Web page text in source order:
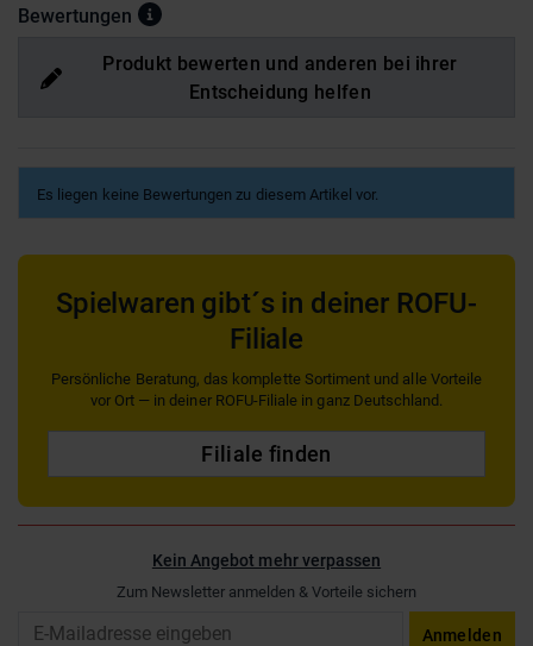
Bewertungen
Produkt bewerten und anderen bei ihrer
Entscheidung helfen
Es liegen keine Bewertungen zu diesem Artikel vor.
Spielwaren gibt´s in deiner ROFU-
Filiale
Persönliche Beratung, das komplette Sortiment und alle Vorteile
vor Ort — in deiner ROFU-Filiale in ganz Deutschland.
Filiale finden
Kein Angebot mehr verpassen
Zum Newsletter anmelden & Vorteile sichern
Anmelden